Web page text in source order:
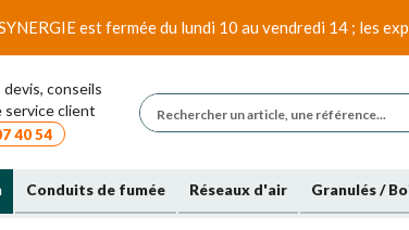
est fermée du lundi 10 au vendredi 14 ; les
conseils
client
40 54
Conduits de fumée Réseaux d'air Granulés /